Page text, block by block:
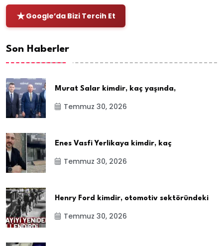
Google’da Bizi Tercih Et
Son Haberler
Murat Salar kimdir, kaç yaşında,
Temmuz 30, 2026
Enes Vasfi Yerlikaya kimdir, kaç
Temmuz 30, 2026
Henry Ford kimdir, otomotiv sektöründeki
Temmuz 30, 2026